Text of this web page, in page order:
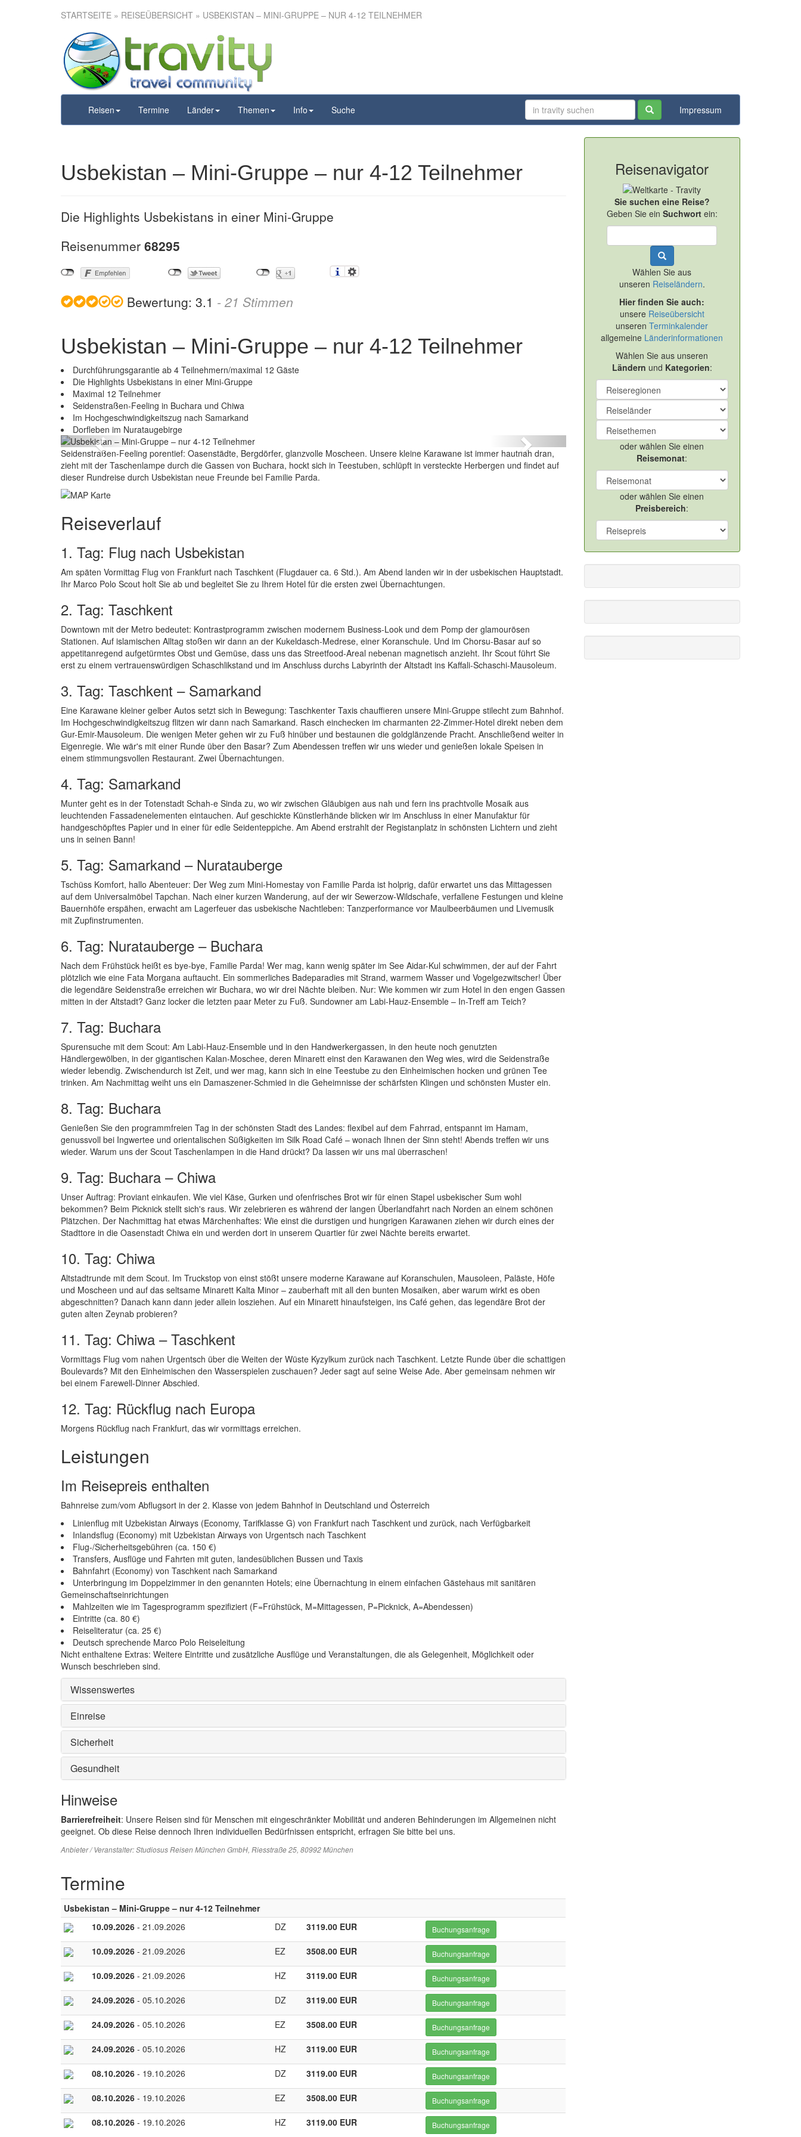
STARTSEITE » REISEÜBERSICHT » USBEKISTAN – MINI-GRUPPE – NUR 4-12 TEILNEHMER
Reisen Termine Länder Themen Info Suche Impressum
Usbekistan – Mini-Gruppe – nur 4-
12 Teilnehmer
Usbekistan – Mini-Gruppe – nur 4-12 Teilnehmer
Die Highlights Usbekistans in einer Mini-Gruppe
Reisenummer 68295
Bewertung: 3.1 - 21 Stimmen
Usbekistan – Mini-Gruppe – nur 4-12 Teilnehmer
Durchführungsgarantie ab 4 Teilnehmern/maximal 12 Gäste
Die Highlights Usbekistans in einer Mini-Gruppe
Maximal 12 Teilnehmer
Seidenstraßen-Feeling in Buchara und Chiwa
Im Hochgeschwindigkeitszug nach Samarkand
Dorfleben im Nurataugebirge
Usbekistan – Mini-Gruppe – nur 4-12 Teilnehmer
Previous Next
Seidenstraßen-Feeling porentief: Oasenstädte, Bergdörfer, glanzvolle Moscheen. Unsere kleine Karawane ist immer hautnah dran,
zieht mit der Taschenlampe durch die Gassen von Buchara, hockt sich in Teestuben, schlüpft in versteckte Herbergen und findet auf
dieser Rundreise durch Usbekistan neue Freunde bei Familie Parda.
Reiseverlauf
1. Tag: Flug nach Usbekistan
Am späten Vormittag Flug von Frankfurt nach Taschkent (Flugdauer ca. 6 Std.). Am Abend landen wir in der usbekischen Hauptstadt.
Ihr Marco Polo Scout holt Sie ab und begleitet Sie zu Ihrem Hotel für die ersten zwei Übernachtungen.
2. Tag: Taschkent
Downtown mit der Metro bedeutet: Kontrastprogramm zwischen modernem Business-Look und dem Pomp der glamourösen
Stationen. Auf islamischen Alltag stoßen wir dann an der Kukeldasch-Medrese, einer Koranschule. Und im Chorsu-Basar auf so
appetitanregend aufgetürmtes Obst und Gemüse, dass uns das Streetfood-Areal nebenan magnetisch anzieht. Ihr Scout führt Sie
erst zu einem vertrauenswürdigen Schaschlikstand und im Anschluss durchs Labyrinth der Altstadt ins Kaffali-Schaschi-Mausoleum.
3. Tag: Taschkent – Samarkand
Eine Karawane kleiner gelber Autos setzt sich in Bewegung: Taschkenter Taxis chauffieren unsere Mini-Gruppe stilecht zum Bahnhof.
Im Hochgeschwindigkeitszug flitzen wir dann nach Samarkand. Rasch einchecken im charmanten 22-Zimmer-Hotel direkt neben dem
Gur-Emir-Mausoleum. Die wenigen Meter gehen wir zu Fuß hinüber und bestaunen die goldglänzende Pracht. Anschließend weiter in
Eigenregie. Wie wär's mit einer Runde über den Basar? Zum Abendessen treffen wir uns wieder und genießen lokale Speisen in
einem stimmungsvollen Restaurant. Zwei Übernachtungen.
4. Tag: Samarkand
Munter geht es in der Totenstadt Schah-e Sinda zu, wo wir zwischen Gläubigen aus nah und fern ins prachtvolle Mosaik aus
leuchtenden Fassadenelementen eintauchen. Auf geschickte Künstlerhände blicken wir im Anschluss in einer Manufaktur für
handgeschöpftes Papier und in einer für edle Seidenteppiche. Am Abend erstrahlt der Registanplatz in schönsten Lichtern und zieht
uns in seinen Bann!
5. Tag: Samarkand – Nuratauberge
Tschüss Komfort, hallo Abenteuer: Der Weg zum Mini-Homestay von Familie Parda ist holprig, dafür erwartet uns das Mittagessen
auf dem Universalmöbel Tapchan. Nach einer kurzen Wanderung, auf der wir Sewerzow-Wildschafe, verfallene Festungen und kleine
Bauernhöfe erspähen, erwacht am Lagerfeuer das usbekische Nachtleben: Tanzperformance vor Maulbeerbäumen und Livemusik
mit Zupfinstrumenten.
6. Tag: Nuratauberge – Buchara
Nach dem Frühstück heißt es bye-bye, Familie Parda! Wer mag, kann wenig später im See Aidar-Kul schwimmen, der auf der Fahrt
plötzlich wie eine Fata Morgana auftaucht. Ein sommerliches Badeparadies mit Strand, warmem Wasser und Vogelgezwitscher! Über
die legendäre Seidenstraße erreichen wir Buchara, wo wir drei Nächte bleiben. Nur: Wie kommen wir zum Hotel in den engen Gassen
mitten in der Altstadt? Ganz locker die letzten paar Meter zu Fuß. Sundowner am Labi-Hauz-Ensemble – In-Treff am Teich?
7. Tag: Buchara
Spurensuche mit dem Scout: Am Labi-Hauz-Ensemble und in den Handwerkergassen, in den heute noch genutzten
Händlergewölben, in der gigantischen Kalan-Moschee, deren Minarett einst den Karawanen den Weg wies, wird die Seidenstraße
wieder lebendig. Zwischendurch ist Zeit, und wer mag, kann sich in eine Teestube zu den Einheimischen hocken und grünen Tee
trinken. Am Nachmittag weiht uns ein Damaszener-Schmied in die Geheimnisse der schärfsten Klingen und schönsten Muster ein.
8. Tag: Buchara
Genießen Sie den programmfreien Tag in der schönsten Stadt des Landes: flexibel auf dem Fahrrad, entspannt im Hamam,
genussvoll bei Ingwertee und orientalischen Süßigkeiten im Silk Road Café – wonach Ihnen der Sinn steht! Abends treffen wir uns
wieder. Warum uns der Scout Taschenlampen in die Hand drückt? Da lassen wir uns mal überraschen!
9. Tag: Buchara – Chiwa
Unser Auftrag: Proviant einkaufen. Wie viel Käse, Gurken und ofenfrisches Brot wir für einen Stapel usbekischer Sum wohl
bekommen? Beim Picknick stellt sich's raus. Wir zelebrieren es während der langen Überlandfahrt nach Norden an einem schönen
Plätzchen. Der Nachmittag hat etwas Märchenhaftes: Wie einst die durstigen und hungrigen Karawanen ziehen wir durch eines der
Stadttore in die Oasenstadt Chiwa ein und werden dort in unserem Quartier für zwei Nächte bereits erwartet.
10. Tag: Chiwa
Altstadtrunde mit dem Scout. Im Truckstop von einst stößt unsere moderne Karawane auf Koranschulen, Mausoleen, Paläste, Höfe
und Moscheen und auf das seltsame Minarett Kalta Minor – zauberhaft mit all den bunten Mosaiken, aber warum wirkt es oben
abgeschnitten? Danach kann dann jeder allein losziehen. Auf ein Minarett hinaufsteigen, ins Café gehen, das legendäre Brot der
guten alten Zeynab probieren?
11. Tag: Chiwa – Taschkent
Vormittags Flug vom nahen Urgentsch über die Weiten der Wüste Kyzylkum zurück nach Taschkent. Letzte Runde über die schattigen
Boulevards? Mit den Einheimischen den Wasserspielen zuschauen? Jeder sagt auf seine Weise Ade. Aber gemeinsam nehmen wir
bei einem Farewell-Dinner Abschied.
12. Tag: Rückflug nach Europa
Morgens Rückflug nach Frankfurt, das wir vormittags erreichen.
Leistungen
Im Reisepreis enthalten
Bahnreise zum/vom Abflugsort in der 2. Klasse von jedem Bahnhof in Deutschland und Österreich
Linienflug mit Uzbekistan Airways (Economy, Tarifklasse G) von Frankfurt nach Taschkent und zurück, nach Verfügbarkeit
Inlandsflug (Economy) mit Uzbekistan Airways von Urgentsch nach Taschkent
Flug-/Sicherheitsgebühren (ca. 150 €)
Transfers, Ausflüge und Fahrten mit guten, landesüblichen Bussen und Taxis
Bahnfahrt (Economy) von Taschkent nach Samarkand
Unterbringung im Doppelzimmer in den genannten Hotels; eine Übernachtung in einem einfachen Gästehaus mit sanitären
Gemeinschaftseinrichtungen
Mahlzeiten wie im Tagesprogramm spezifiziert (F=Frühstück, M=Mittagessen, P=Picknick, A=Abendessen)
Eintritte (ca. 80 €)
Reiseliteratur (ca. 25 €)
Deutsch sprechende Marco Polo Reiseleitung
Nicht enthaltene Extras: Weitere Eintritte und zusätzliche Ausflüge und Veranstaltungen, die als Gelegenheit, Möglichkeit oder
Wunsch beschrieben sind.
Wissenswertes
Einreise
Sicherheit
Gesundheit
Hinweise
Barrierefreiheit: Unsere Reisen sind für Menschen mit eingeschränkter Mobilität und anderen Behinderungen im Allgemeinen nicht
geeignet. Ob diese Reise dennoch Ihren individuellen Bedürfnissen entspricht, erfragen Sie bitte bei uns.
Anbieter / Veranstalter:Studiosus Reisen München GmbH, Riesstraße 25, 80992 München
Termine
Usbekistan – Mini-Gruppe – nur 4-12 Teilnehmer
10.09.2026 - 21.09.2026 DZ 3119.00 EUR Buchungsanfrage
10.09.2026 - 21.09.2026 EZ 3508.00 EUR Buchungsanfrage
10.09.2026 - 21.09.2026 HZ 3119.00 EUR Buchungsanfrage
24.09.2026 - 05.10.2026 DZ 3119.00 EUR Buchungsanfrage
24.09.2026 - 05.10.2026 EZ 3508.00 EUR Buchungsanfrage
24.09.2026 - 05.10.2026 HZ 3119.00 EUR Buchungsanfrage
08.10.2026 - 19.10.2026 DZ 3119.00 EUR Buchungsanfrage
08.10.2026 - 19.10.2026 EZ 3508.00 EUR Buchungsanfrage
08.10.2026 - 19.10.2026 HZ 3119.00 EUR Buchungsanfrage
Reisenavigator
Sie suchen eine Reise?
Geben Sie ein Suchwortein:
Wählen Sie aus
unseren Reiseländern.
Hier finden Sie auch:
unsere Reiseübersicht
unserenTerminkalender
allgemeine Länderinformationen
Wählen Sie aus unseren
Ländern und Kategorien:
oder wählen Sie einen
Reisemonat:
oder wählen Sie einen
Preisbereich: